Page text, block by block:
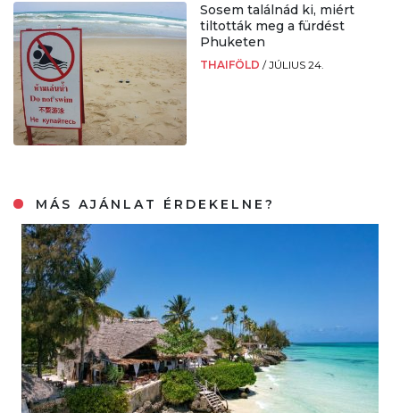
Sosem találnád ki, miért
tiltották meg a fürdést
Phuketen
THAIFÖLD /JÚLIUS 24.
MÁS AJÁNLAT ÉRDEKELNE?